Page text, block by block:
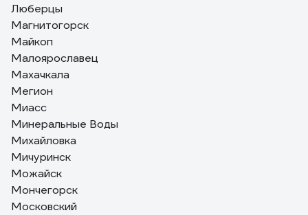
Люберцы
Магнитогорск
Майкоп
Малоярославец
Махачкала
Мегион
Миасс
Минеральные Воды
Михайловка
Мичуринск
Можайск
Мончегорск
Московский